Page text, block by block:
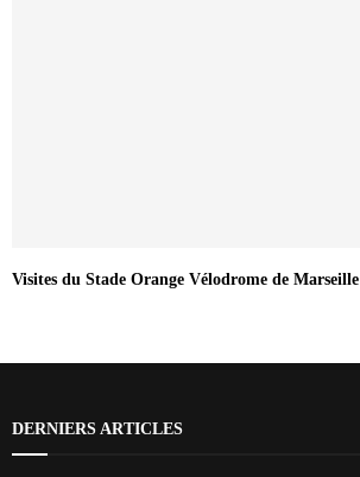
Visites du Stade Orange Vélodrome de Marseille
DERNIERS ARTICLES